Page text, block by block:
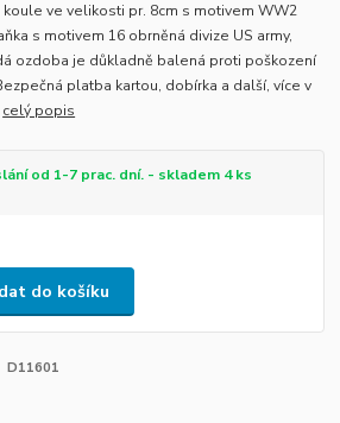
ve velikosti pr. 8cm s motivem WW2
s motivem 16 obrněná divize US army,
ozdoba je důkladně balená proti poškození
platba kartou, dobírka a další, více v
celý popis
od 1-7 prac. dní. - skladem 4 ks
do košíku
D11601